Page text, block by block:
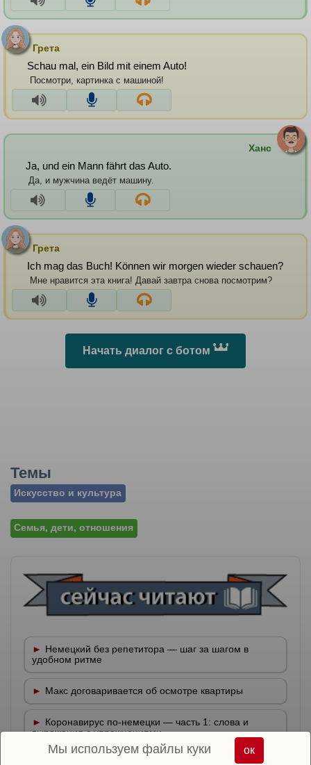
Грета
Schau mal, ein Bild mit einem Auto!
Посмотри, картинка с машиной!
Ханс
Ja, und ein Mann fährt das Auto.
Да, и мужчина ведёт машину.
Грета
Ich mag das Buch! Können wir morgen wieder schauen?
Мне нравится эта книга! Давай завтра снова посмотрим?
Начать диалог с ботом
Темы
Искусство и культура
Семья, дети, отношения
Немецкий без репетитора — шаг за шагом в
удобном ритме
Макс договаривается об осмотре квартиры
Коронавирус по-немецки — часть 1: слова и
выражения с упражнениями
Мы используем файлы куки ок